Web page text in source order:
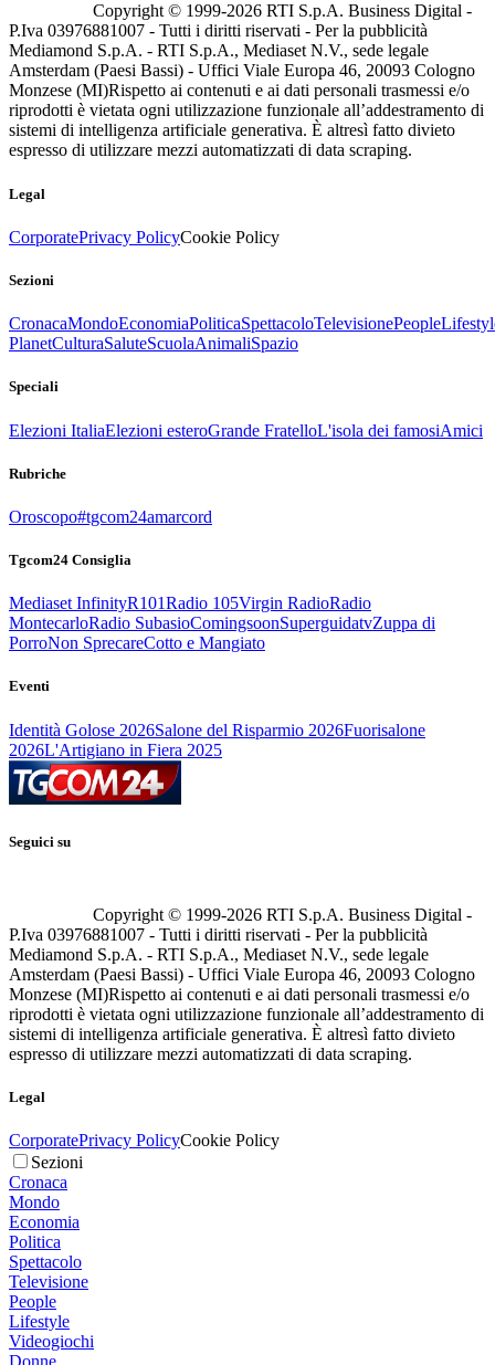
Copyright © 1999-2026 RTI S.p.A. Business Digital -
P.Iva 03976881007 - Tutti i diritti riservati - Per la pubblicità
Mediamond S.p.A. - RTI S.p.A., Mediaset N.V., sede legale
Amsterdam (Paesi Bassi) - Uffici Viale Europa 46, 20093 Cologno
Monzese (MI)Rispetto ai contenuti e ai dati personali trasmessi e/o
riprodotti è vietata ogni utilizzazione funzionale all’addestramento di
sistemi di intelligenza artificiale generativa. È altresì fatto divieto
espresso di utilizzare mezzi automatizzati di data scraping.
Legal
CorporatePrivacy PolicyCookie Policy
Sezioni
CronacaMondoEconomiaPoliticaSpettacoloTelevisionePeople
PlanetCulturaSaluteScuolaAnimaliSpazio
Speciali
Elezioni ItaliaElezioni esteroGrande FratelloL'isola dei famosiAmici
Rubriche
Oroscopo#tgcom24amarcord
Tgcom24 Consiglia
Mediaset InfinityR101Radio 105Virgin RadioRadio
MontecarloRadio SubasioComingsoonSuperguidatvZuppa di
PorroNon SprecareCotto e Mangiato
Eventi
Identità Golose 2026Salone del Risparmio 2026Fuorisalone
2026L'Artigiano in Fiera 2025
Seguici su
Copyright © 1999-2026 RTI S.p.A. Business Digital -
P.Iva 03976881007 - Tutti i diritti riservati - Per la pubblicità
Mediamond S.p.A. - RTI S.p.A., Mediaset N.V., sede legale
Amsterdam (Paesi Bassi) - Uffici Viale Europa 46, 20093 Cologno
Monzese (MI)Rispetto ai contenuti e ai dati personali trasmessi e/o
riprodotti è vietata ogni utilizzazione funzionale all’addestramento di
sistemi di intelligenza artificiale generativa. È altresì fatto divieto
espresso di utilizzare mezzi automatizzati di data scraping.
Legal
CorporatePrivacy PolicyCookie Policy
Sezioni
Cronaca
Mondo
Economia
Politica
Spettacolo
Televisione
People
Lifestyle
Videogiochi